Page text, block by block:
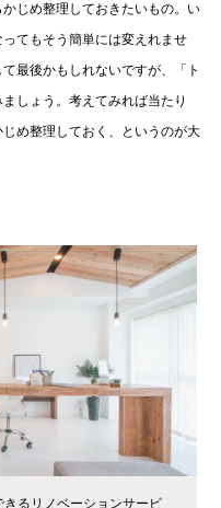
じめ整理しておきたいもの。い
てもそう簡単には変えれませ
最後かもしれないですが、「ト
しょう。考えてみれば当たり
め整理しておく、というのが大
るリノベーションサービ